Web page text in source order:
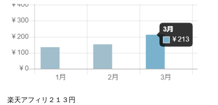
楽天アフィリ２１３円